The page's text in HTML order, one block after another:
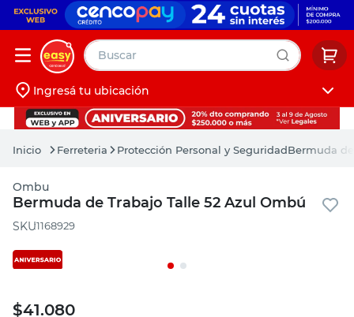
Buscar
Iniciá sesión
Ingresá tu ubicación
Ferreteria Protección Personal y SeguridadBermuda
Ombu
Bermuda de Trabajo Talle 52 Azul Ombú
:1168929
$41.080
muebles
pintura
escritorio
puertas